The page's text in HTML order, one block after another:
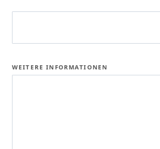
WEITERE INFORMATIONEN